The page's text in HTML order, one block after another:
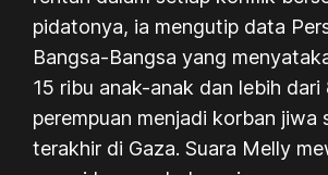
pidatonya, ia mengutip data
Bangsa-Bangsa yang
15 ribu anak-anak dan lebih dari
perempuan menjadi korban jiwa
terakhir di Gaza. Suara Melly